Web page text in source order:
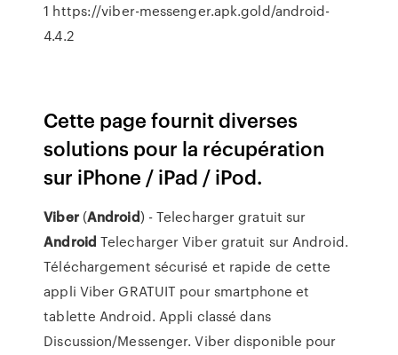
1 https://viber-messenger.apk.gold/android-
4.4.2
Cette page fournit diverses
solutions pour la récupération
sur iPhone / iPad / iPod.
Viber(Android) - Telecharger gratuit sur
Android Telecharger Viber gratuit sur Android.
Téléchargement sécurisé et rapide de cette
appli Viber GRATUIT pour smartphone et
tablette Android. Appli classé dans
Discussion/Messenger. Viber disponible pour